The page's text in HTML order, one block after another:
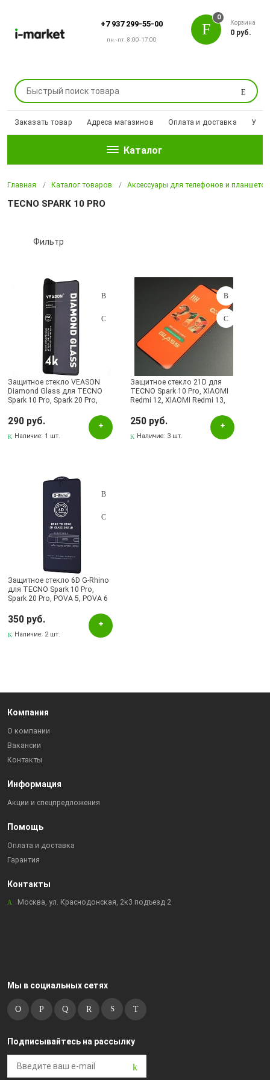
+7 937 299-55-00
пн.-пт. 8:00-17:00
Поиск
0
Корзина
0 руб.
Заказать товар Адреса магазинов Оплата и доставка
Каталог
Главная Каталог товаров Аксессуары для телефонов и планшетов
TECNO SPARK 10 PRO
Фильтр
Подбор параметров
Розничная цена
G-Rhino
Наличие в магазинах
Альметьевск, ул.Ленина, 132, ТЦ ЛЕНТА
Бугульма, ул.Ленина, 145, ТЦ ЭССЕН
Лениногорск, ул.Гафиатуллина, 9, (ЦЕНТР)
Лениногорск, ул.Кутузова, 9А, (БРИЗ)
Защитное стекло VEASON
Diamond Glass для TECNO
Spark 10 Pro, Spark 20 Pro,
Neo, INFINIX NOTE 30, HOT
10, Hot 30, HOT 40, HOT 40
Pro, цвет окантовки черный
290 руб.
Наличие: 1 шт.
Защитное стекло 21D для
TECNO Spark 10 Pro, XIAOMI
Redmi 12, XIAOMI Redmi 13,
POCO M6 Pro 5G, цвет
окантовки черный
250 руб.
Наличие: 3 шт.
Защитное стекло 6D G-Rhino
для TECNO Spark 10 Pro,
Spark 20 Pro, POVA 5, POVA 6
HOT 40, HOT 40 Pro, цвет
окантовки черный
350 руб.
Наличие: 2 шт.
Компания
О компании
Вакансии
Контакты
Информация
Акции и спецпредложения
Помощь
Оплата и доставка
Гарантия
Контакты
Москва, ул. Краснодонская, 2к3 подъезд 2
Мы в социальных сетях
Подписывайтесь на рассылку